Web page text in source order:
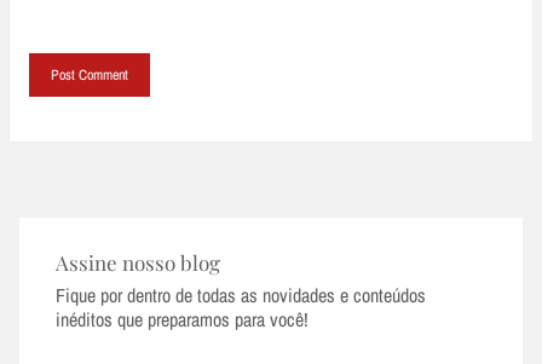
Assine nosso blog
Fique por dentro de todas as novidades e conteúdos
inéditos que preparamos para você!